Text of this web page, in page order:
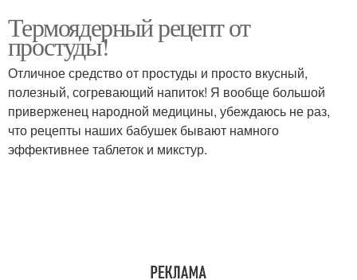
Термоядерный рецепт от
простуды!
Отличное средство от простуды и просто вкусный,
полезный, согревающий напиток! Я вообще большой
приверженец народной медицины, убеждаюсь не раз,
что рецепты наших бабушек бывают намного
эффективнее таблеток и микстур.